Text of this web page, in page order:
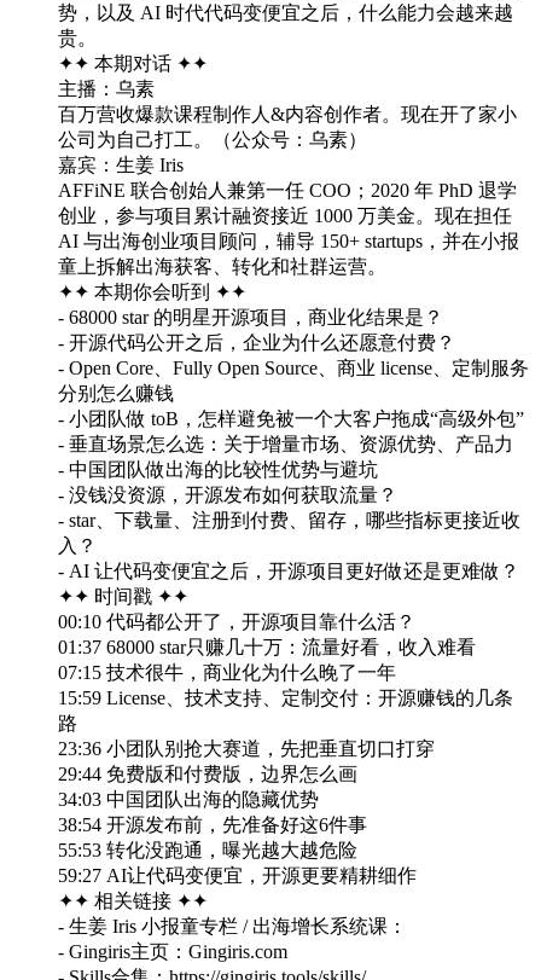
势，以及 AI 时代代码变便宜之后，什么能力会越来越
贵。
✦✦ 本期对话 ✦✦
主播：乌素
百万营收爆款课程制作人&内容创作者。现在开了家小
公司为自己打工。（公众号：乌素）
嘉宾：生姜 Iris
AFFiNE 联合创始人兼第一任 COO；2020 年 PhD 退学
创业，参与项目累计融资接近 1000 万美金。现在担任
AI 与出海创业项目顾问，辅导 150+ startups，并在小报
童上拆解出海获客、转化和社群运营。
✦✦ 本期你会听到 ✦✦
- 68000 star 的明星开源项目，商业化结果是？
- 开源代码公开之后，企业为什么还愿意付费？
- Open Core、Fully Open Source、商业 license、定制服务
分别怎么赚钱
- 小团队做 toB，怎样避免被一个大客户拖成“高级外包”
- 垂直场景怎么选：关于增量市场、资源优势、产品力
- 中国团队做出海的比较性优势与避坑
- 没钱没资源，开源发布如何获取流量？
- star、下载量、注册到付费、留存，哪些指标更接近收
入？
- AI 让代码变便宜之后，开源项目更好做还是更难做？
✦✦ 时间戳 ✦✦
00:10 代码都公开了，开源项目靠什么活？
01:37 68000 star只赚几十万：流量好看，收入难看
07:15 技术很牛，商业化为什么晚了一年
15:59 License、技术支持、定制交付：开源赚钱的几条
路
23:36 小团队别抢大赛道，先把垂直切口打穿
29:44 免费版和付费版，边界怎么画
34:03 中国团队出海的隐藏优势
38:54 开源发布前，先准备好这6件事
55:53 转化没跑通，曝光越大越危险
59:27 AI让代码变便宜，开源更要精耕细作
✦✦ 相关链接 ✦✦
- 生姜 Iris 小报童专栏 / 出海增长系统课：
- Gingiris主页：Gingiris.com